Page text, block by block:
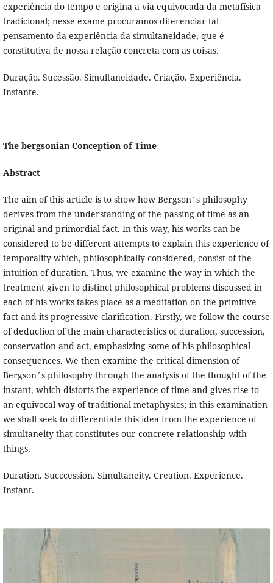
experiência do tempo e origina a via equivocada da metafísica
tradicional; nesse exame procuramos diferenciar tal
pensamento da experiência da simultaneidade, que é
constitutiva de nossa relação concreta com as coisas.
Duração. Sucessão. Simultaneidade. Criação. Experiência.
Instante.
The bergsonian Conception of Time
Abstract
The aim of this article is to show how Bergson´s philosophy
derives from the understanding of the passing of time as an
original and primordial fact. In this way, his works can be
considered to be different attempts to explain this experience of
temporality which, philosophically considered, consist of the
intuition of duration. Thus, we examine the way in which the
treatment given to distinct philosophical problems discussed in
each of his works takes place as a meditation on the primitive
fact and its progressive clarification. Firstly, we follow the course
of deduction of the main characteristics of duration, succession,
conservation and act, emphasizing some of his philosophical
consequences. We then examine the critical dimension of
Bergson´s philosophy through the analysis of the thought of the
instant, which distorts the experience of time and gives rise to
an equivocal way of traditional metaphysics; in this examination
we shall seek to differentiate this idea from the experience of
simultaneity that constitutes our concrete relationship with
things.
Duration. Succcession. Simultaneity. Creation. Experience.
Instant.